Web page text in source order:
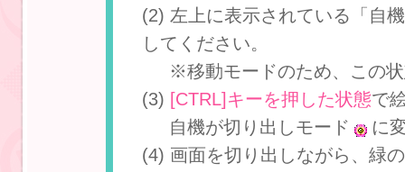
(2) 左上に表示されている「自
してください。
※移動モードのため、この状
(3) [CTRL]キーを押した状態で
自機が切り出しモード
に
(4) 画面を切り出しながら、緑